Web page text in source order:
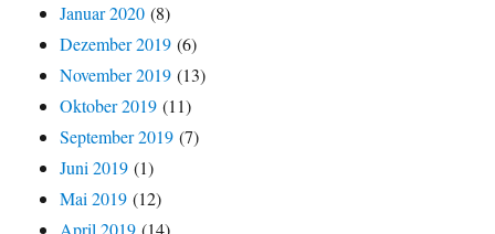
Januar 2020 (8)
Dezember 2019 (6)
November 2019 (13)
Oktober 2019 (11)
September 2019 (7)
Juni 2019 (1)
Mai 2019 (12)